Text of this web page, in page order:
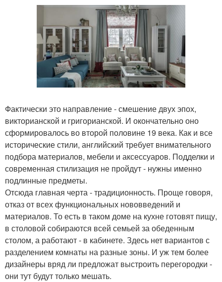
Фактически это направление - смешение двух эпох,
викторианской и григорианской. И окончательно оно
сформировалось во второй половине 19 века. Как и все
исторические стили, английский требует внимательного
подбора материалов, мебели и аксессуаров. Подделки и
современная стилизация не пройдут - нужны именно
подлинные предметы.
Отсюда главная черта - традиционность. Проще говоря,
отказ от всех функциональных нововведений и
материалов. То есть в таком доме на кухне готовят пищу,
в столовой собираются всей семьей за обеденным
столом, а работают - в кабинете. Здесь нет вариантов с
разделением комнаты на разные зоны. И уж тем более
дизайнеры вряд ли предложат выстроить перегородки -
они тут будут только мешать.